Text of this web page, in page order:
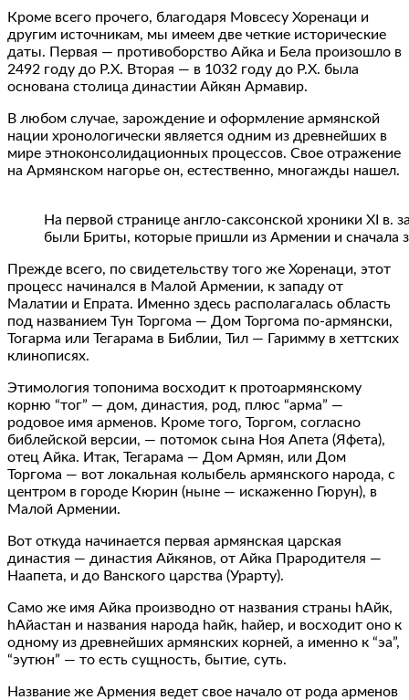
Кроме всего прочего, благодаря Мовсесу Хоренаци и
другим источникам, мы имеем две четкие исторические
даты. Первая — противоборство Айка и Бела произошло в
2492 году до Р.Х. Вторая — в 1032 году до Р.Х. была
основана столица династии Айкян Армавир.
В любом случае, зарождение и оформление армянской
нации хронологически является одним из древнейших в
мире этноконсолидационных процессов. Свое отражение
на Армянском нагорье он, естественно, многажды нашел.
На первой странице англо-саксонской хроники XI в.
были Бриты, которые пришли из Армении и сначала
Прежде всего, по свидетельству того же Хоренаци, этот
процесс начинался в Малой Армении, к западу от
Малатии и Епрата. Именно здесь располагалась область
под названием Тун Торгома — Дом Торгома по-армянски,
Тогарма или Тегарама в Библии, Тил — Гаримму в хеттских
клинописях.
Этимология топонима восходит к протоармянскому
корню “тог” — дом, династия, род, плюс “арма” —
родовое имя арменов. Кроме того, Торгом, согласно
библейской версии, — потомок сына Ноя Апета (Яфета),
отец Айка. Итак, Тегарама — Дом Армян, или Дом
Торгома — вот локальная колыбель армянского народа, с
центром в городе Кюрин (ныне — искаженно Гюрун), в
Малой Армении.
Вот откуда начинается первая армянская царская
династия — династия Айкянов, от Айка Прародителя —
Наапета, и до Ванского царства (Урарту).
Само же имя Айка производно от названия страны hАйк,
hАйастан и названия народа hайк, hайер, и восходит оно к
одному из древнейших армянских корней, а именно к “эа”,
“эутюн” — то есть сущность, бытие, суть.
Название же Армения ведет свое начало от рода арменов